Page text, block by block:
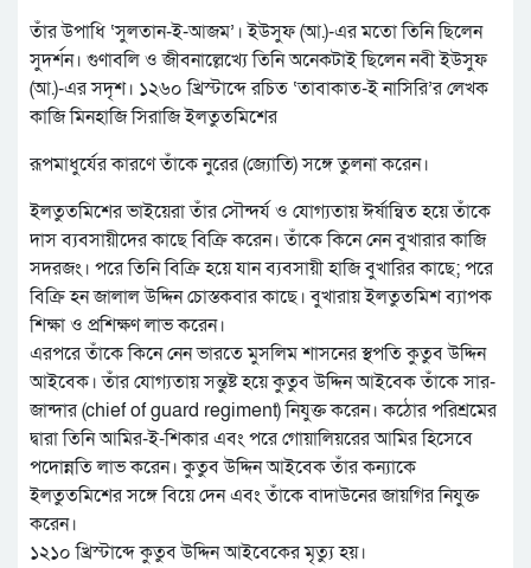
তাঁর উপাধি ‘সুলতান-ই-আজম’। ইউসুফ (আ.)-এর মতো তিনি ছিলেন
সুদর্শন। গুণাবলি ও জীবনাল্লেখ্যে তিনি অনেকটাই ছিলেন নবী ইউসুফ
(আ.)-এর সদৃশ। ১২৬০ খ্রিস্টাব্দে রচিত ‘তাবাকাত-ই নাসিরি’র লেখক
কাজি মিনহাজি সিরাজি ইলতুতমিশের
রূপমাধুর্যের কারণে তাঁকে নুরের (জ্যোতি) সঙ্গে তুলনা করেন।
ইলতুতমিশের ভাইয়েরা তাঁর সৌন্দর্য ও যোগ্যতায় ঈর্ষান্বিত হয়ে তাঁকে
দাস ব্যবসায়ীদের কাছে বিক্রি করেন। তাঁকে কিনে নেন বুখারার কাজি
সদরজং। পরে তিনি বিক্রি হয়ে যান ব্যবসায়ী হাজি বুখারির কাছে; পরে
বিক্রি হন জালাল উদ্দিন চোস্তকবার কাছে। বুখারায় ইলতুতমিশ ব্যাপক
শিক্ষা ও প্রশিক্ষণ লাভ করেন।
এরপরে তাঁকে কিনে নেন ভারতে মুসলিম শাসনের স্থপতি কুতুব উদ্দিন
আইবেক। তাঁর যোগ্যতায় সন্তুষ্ট হয়ে কুতুব উদ্দিন আইবেক তাঁকে সার-
জান্দার (chief of guard regiment) নিযুক্ত করেন। কঠোর পরিশ্রমের
দ্বারা তিনি আমির-ই-শিকার এবং পরে গোয়ালিয়রের আমির হিসেবে
পদোন্নতি লাভ করেন। কুতুব উদ্দিন আইবেক তাঁর কন্যাকে
ইলতুতমিশের সঙ্গে বিয়ে দেন এবং তাঁকে বাদাউনের জায়গির নিযুক্ত
করেন।
১২১০ খ্রিস্টাব্দে কুতুব উদ্দিন আইবেকের মৃত্যু হয়।